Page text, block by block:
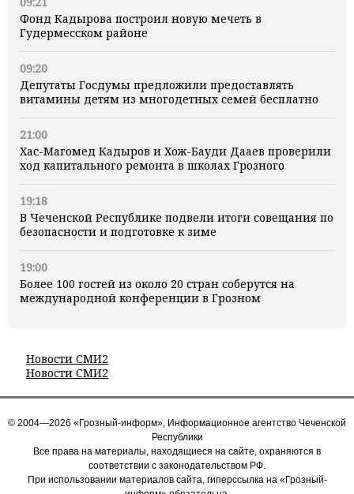
Фонд Кадырова построил новую мечеть в
Гудермесском районе
09:20
Депутаты Госдумы предложили предоставлять
витамины детям из многодетных семей бесплатно
21:00
Хас-Магомед Кадыров и Хож-Бауди Дааев проверили
ход капитального ремонта в школах Грозного
19:18
В Чеченской Республике подвели итоги совещания по
безопасности и подготовке к зиме
19:00
Более 100 гостей из около 20 стран соберутся на
международной конференции в Грозном
Новости СМИ2
Новости СМИ2
© 2004—2026 «Грозный-информ», Информационное агентство Чеченской
Республики
Все права на материалы, находящиеся на сайте, охраняются в
соответствии с законодательством РФ.
При использовании материалов сайта, гиперссылка на «Грозный-